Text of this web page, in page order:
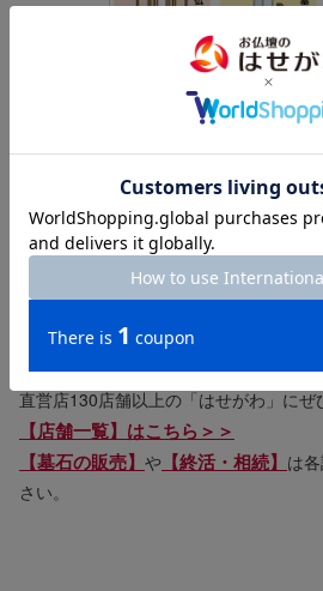
一生涯のご供養パートナー
はせがわは、お仏壇や墓石の販売をは
るサービスを提供しています。
樹木葬・墓じまい・法事ギフト・仏花
ト・遺品整理まで、一生涯のパートナ
寄り添い、ご供養に関する様々なご要
直営店130店舗以上の「はせがわ」にぜ
【店舗一覧】はこちら＞＞
【墓石の販売】 や 【終活・相続】 は
さい。